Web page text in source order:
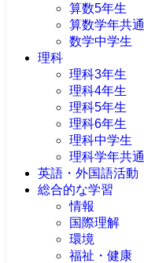
算数5年生
算数学年共通
数学中学生
理科
理科3年生
理科4年生
理科5年生
理科6年生
理科中学生
理科学年共通
英語・外国語活動
総合的な学習
情報
国際理解
環境
福祉・健康